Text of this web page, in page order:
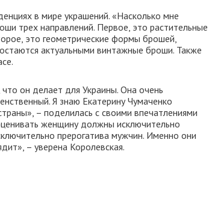
в мире украшений. «Насколько мне
трех направлений. Первое, это растительные
это геометрические формы брошей,
актуальными винтажные броши. Также
он делает для Украины. Она очень
Я знаю Екатерину Чумаченко
– поделилась с своими впечатлениями
женщину должны исключительно
прерогатива мужчин. Именно они
– уверена Королевская.